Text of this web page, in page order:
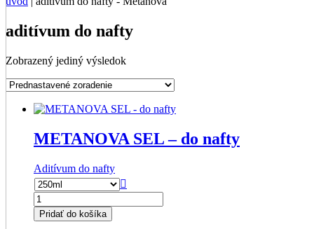
aditívum do nafty
Zobrazený jediný výsledok
METANOVA SEL – do nafty
Aditívum do nafty

množstvo
METANOVA
SEL
Pridať do košíka